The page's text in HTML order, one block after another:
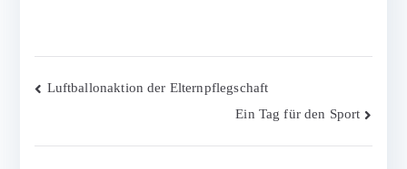
Beitragsnavigation
Luftballonaktion der Elternpflegschaft
Ein Tag für den Sport